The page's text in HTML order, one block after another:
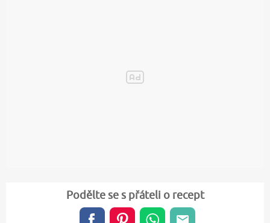
Podělte se s přáteli o recept